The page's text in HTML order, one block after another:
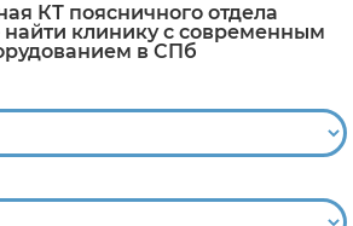
КТ поясничного отдела
найти клинику с современным
в СПб